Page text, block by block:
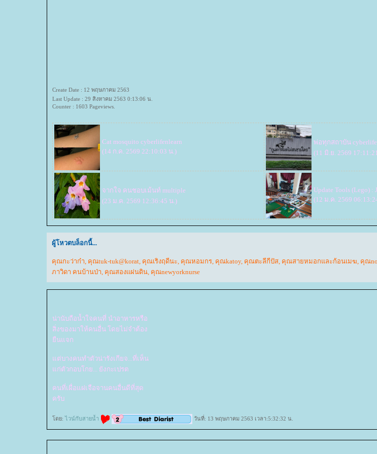
Create Date : 12 พฤษภาคม 2563
Last Update : 29 สิงหาคม 2563 0:13:06 น.
Counter : 1603 Pageviews.
Cat mosquito cyberlifenlearn
(14 ก.ค. 2569 22:10:03 น.)
พ่อทุกสถาบัน
(11 มิ.ย. 2569
จากใจ คนชอบเม้นท์ multiple
(23 ม.ค. 2569 12:36:45 น.)
Update Tools (Lego) :
(12 ม.ค. 2569
ผู้โหวตบล็อกนี้...
คุณกะว่าก๋า, คุณtuk-tuk@korat, คุณเริงฤดีนะ, คุณหอมกร, คุณkatoy, คุณตะลีกีปัส, คุณสายหมอกและก้อนเมฆ, คุณ
ภาวิดา คนบ้านป่า, คุณสองแผ่นดิน, คุณnewyorknurse
น่านับถือน้ำใจคนที่ นำอาหารหรือ
สิ่งของมาให้คนอื่น โดยไม่จำต้อง
ืนแจก
ต่บางคนทำตัวน่ารังเกียจ...ที่เห็น
ก่ตัวกอบโกย... ยังกะเปรต
คนที่เผื่อแผ่เจือจานคนอื่นดีที่สุด
ครับ
ดย:ไวน์กับสายน้ำ วันที่: 13 พฤษภาคม 2563 เวลา:5:32:32 น.